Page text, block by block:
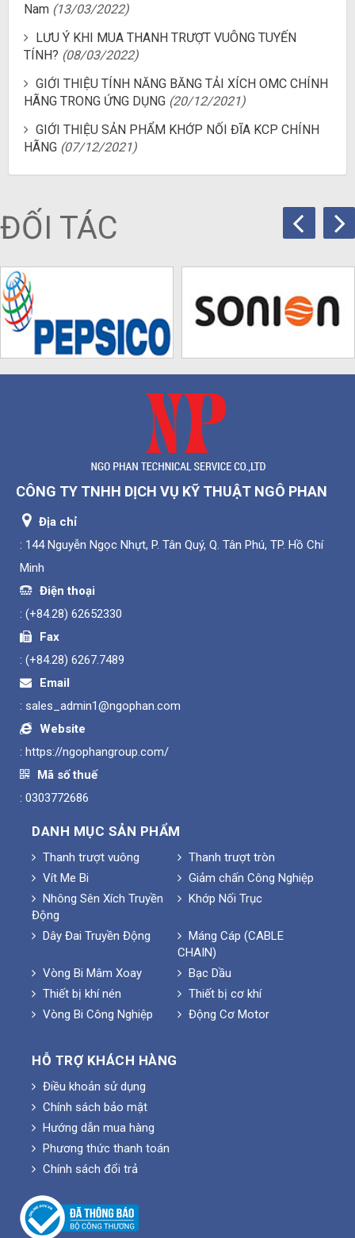
Nam (13/03/2022)
LƯU Ý KHI MUA THANH TRƯỢT VUÔNG TUYẾN
TÍNH? (08/03/2022)
GIỚI THIỆU TÍNH NĂNG BĂNG TẢI XÍCH OMC CHÍNH
HÃNG TRONG ỨNG DỤNG (20/12/2021)
GIỚI THIỆU SẢN PHẨM KHỚP NỐI ĐĨA KCP CHÍNH
HÃNG (07/12/2021)
ĐỐI TÁC
CÔNG TY TNHH DỊCH VỤ KỸ THUẬT NGÔ PHAN
Địa chỉ
: 144 Nguyễn Ngọc Nhựt, P. Tân Quý, Q. Tân Phú, TP. Hồ Chí
Minh
Điện thoại
: (+84.28) 62652330
Fax
: (+84.28) 6267.7489
Email
: sales_admin1@ngophan.com
Website
: https://ngophangroup.com/
Mã số thuế
: 0303772686
DANH MỤC SẢN PHẨM
Thanh trượt vuông
Thanh trượt tròn
Vít Me Bi
Giảm chấn Công Nghiệp
Nhông Sên Xích Truyền
Động
Khớp Nối Trục
Dây Đai Truyền Động
Máng Cáp (CABLE
CHAIN)
Vòng Bi Mâm Xoay
Bạc Dầu
Thiết bị khí nén
Thiết bị cơ khí
Vòng Bi Công Nghiệp
Động Cơ Motor
HỖ TRỢ KHÁCH HÀNG
Điều khoản sử dụng
Chính sách bảo mật
Hướng dẫn mua hàng
Phương thức thanh toán
Chính sách đổi trả